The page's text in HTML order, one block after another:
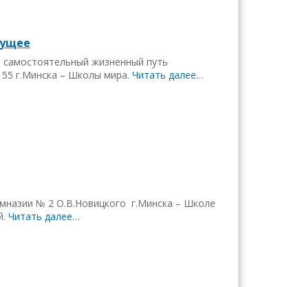
жизненный путь
г.Минска – Школы мира. Читать далее…
№ 2 О.В.Новицкого г.Минска – Школе
Читать далее…